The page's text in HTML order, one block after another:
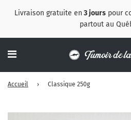
Livraison gratuite en 3 jourspour
partout au
Accueil › Classique 250g